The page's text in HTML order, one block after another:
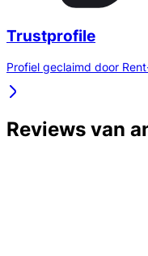
Trustprofile
Profiel geclaimd door
Reviews van